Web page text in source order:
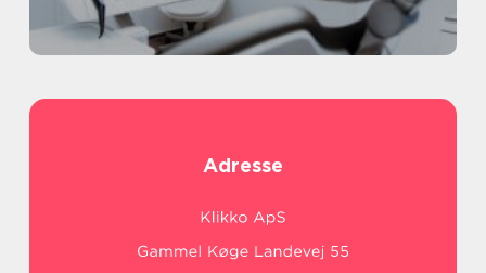
Adresse